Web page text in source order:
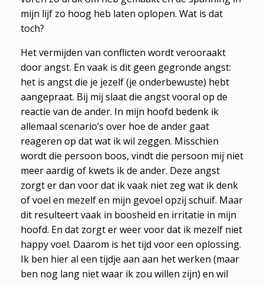
mijn lijf zo hoog heb laten oplopen. Wat is dat
toch?
Het vermijden van conflicten wordt verooraakt
door angst. En vaak is dit geen gegronde angst:
het is angst die je jezelf (je onderbewuste) hebt
aangepraat. Bij mij slaat die angst vooral op de
reactie van de ander. In mijn hoofd bedenk ik
allemaal scenario’s over hoe de ander gaat
reageren op dat wat ik wil zeggen. Misschien
wordt die persoon boos, vindt die persoon mij niet
meer aardig of kwets ik de ander. Deze angst
zorgt er dan voor dat ik vaak niet zeg wat ik denk
of voel en mezelf en mijn gevoel opzij schuif. Maar
dit resulteert vaak in boosheid en irritatie in mijn
hoofd. En dat zorgt er weer voor dat ik mezelf niet
happy voel. Daarom is het tijd voor een oplossing.
Ik ben hier al een tijdje aan aan het werken (maar
ben nog lang niet waar ik zou willen zijn) en wil